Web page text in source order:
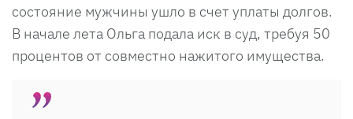
состояние мужчины ушло в счет уплаты долгов.
В начале лета Ольга подала иск в суд, требуя 50
процентов от совместно нажитого имущества.